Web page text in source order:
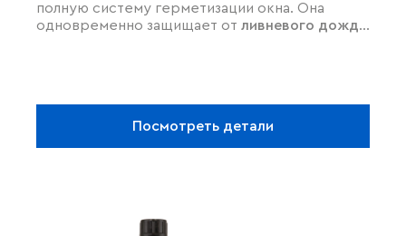
полную систему герметизации окна. Она
одновременно защищает от ливневого дождя
решение для быстрого и качественного
монтажа окон в любых типах стен.
Посмотреть детали